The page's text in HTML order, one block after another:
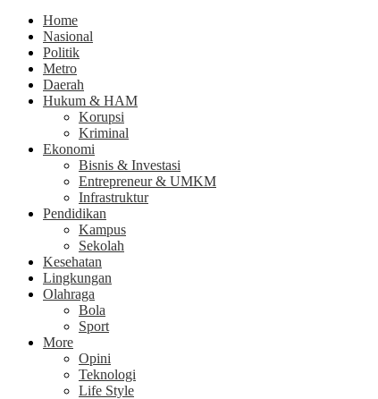
Home
Nasional
Politik
Metro
Daerah
Hukum & HAM
Korupsi
Kriminal
Ekonomi
Bisnis & Investasi
Entrepreneur & UMKM
Infrastruktur
Pendidikan
Kampus
Sekolah
Kesehatan
Lingkungan
Olahraga
Bola
Sport
More
Opini
Teknologi
Life Style